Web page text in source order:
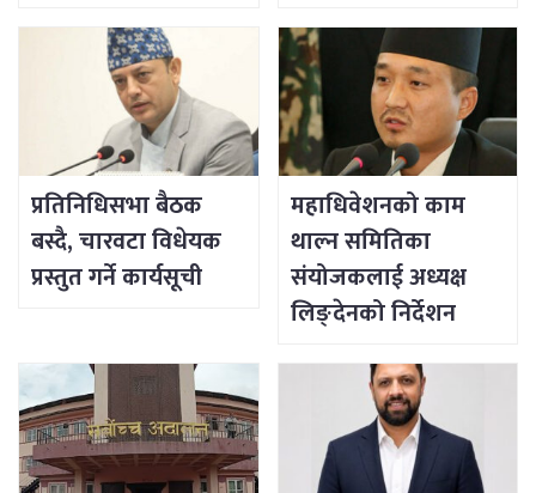
प्रतिनिधिसभा बैठक
बस्दै, चारवटा विधेयक
प्रस्तुत गर्ने कार्यसूची
महाधिवेशनको काम
थाल्न समितिका
संयोजकलाई अध्यक्ष
लिङ्देनको निर्देशन